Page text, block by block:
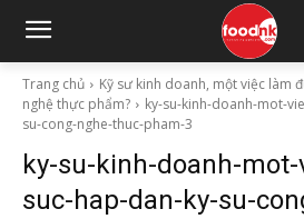
Trang chủ
Kỹ sư kinh doanh, một việc làm
nghệ thực phẩm?
ky-su-kinh-doanh-mot-
su-cong-nghe-thuc-pham-3
ky-su-kinh-doanh-
suc-hap-dan-ky-su-